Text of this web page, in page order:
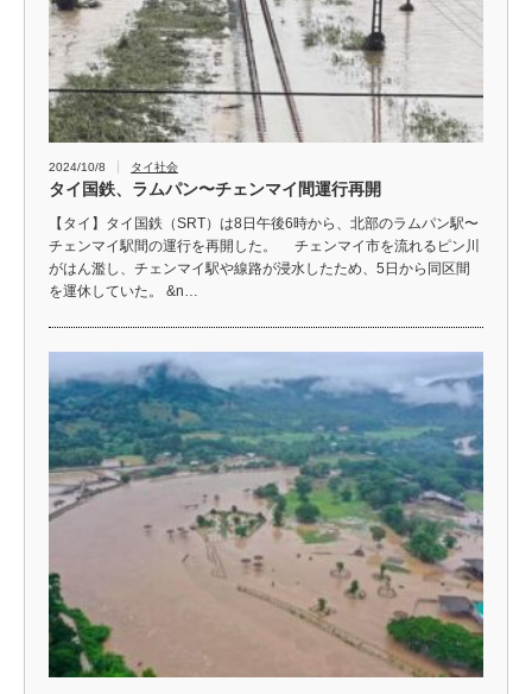
2024/10/8 タイ社会
タイ国鉄、ラムパン〜チェンマイ間運行再開
【タイ】タイ国鉄（SRT）は8日午後6時から、北部のラムパン駅〜
チェンマイ駅間の運行を再開した。 チェンマイ市を流れるピン川
がはん濫し、チェンマイ駅や線路が浸水したため、5日から同区間
を運休していた。 &n…